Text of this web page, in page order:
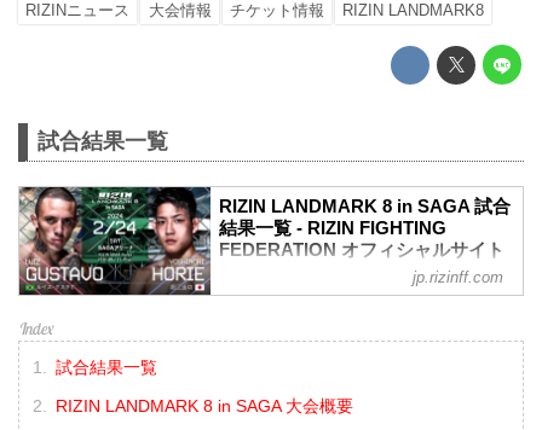
RIZINニュース 大会情報 チケット情報 RIZIN LANDMARK8
試合結果一覧
RIZIN LANDMARK 8 in SAGA 試合
結果一覧 - RIZIN FIGHTING
FEDERATION オフィシャルサイト
第9試合／ルイス・グスタボ vs. 堀江圭功
≫ 試合結果詳細
第8試合／摩嶋一整 vs. 今成正和
jp.rizinff.com
試合結果一覧
RIZIN LANDMARK 8 in SAGA 大会概要